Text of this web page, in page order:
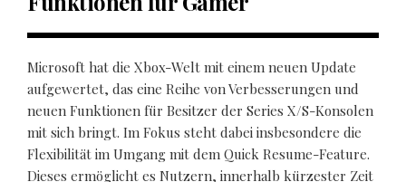
Microsoft hat die Xbox-Welt mit einem neuen Update
aufgewertet, das eine Reihe von Verbesserungen und
neuen Funktionen für Besitzer der Series X/S-Konsolen
mit sich bringt. Im Fokus steht dabei insbesondere die
Flexibilität im Umgang mit dem Quick Resume-Feature.
Dieses ermöglicht es Nutzern, innerhalb kürzester Zeit